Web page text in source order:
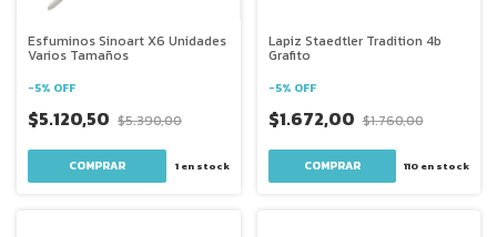
Esfuminos Sinoart X6 Unidades
Varios Tamaños
-5% OFF
$5.120,50 $5.390,00
1en stock
Lapiz Staedtler Tradition 4b
Grafito
-5% OFF
$1.672,00 $1.760,00
110 en stock